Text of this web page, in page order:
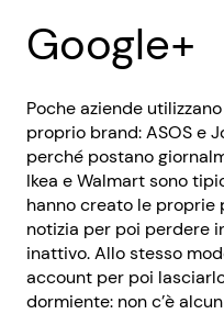
Google+
Poche aziende
proprio brand: ASOS e
perché postano
Ikea e Walmart sono
hanno creato le proprie
notizia per poi perdere
inattivo. Allo stesso
account per poi
dormiente: non c’è